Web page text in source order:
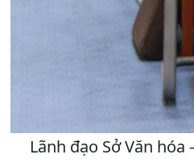
Lãnh đạo Sở Văn